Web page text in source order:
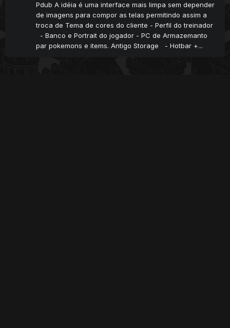
Pdub A idéia é uma interface mais limpa sem depender
de imagens para compor as telas permitindo assim a
troca de Tema de cores do cliente - Perfil do treinador
- Banco e Portrait do jogador - PC de Armazemanto
par pokemons e items. Antigo Storage - Hotbar +...